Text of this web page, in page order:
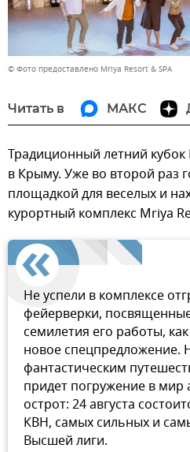
© Фото предоставлено Mriya Resort & SPA
Читать в МАКС
Традиционный летний
в Крыму. Уже во второй раз
площадкой для веселых и
курортный комплекс Mriya
Не успели в комплексе
фейерверки,
семилетия его работы,
новое спецпредложение.
фантастическим
придет погружение в мир
острот: 24 августа
КВН, самых сильных и
Высшей лиги.